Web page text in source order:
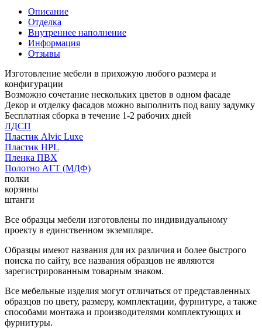
Описание
Отделка
Внутреннее наполнение
Информация
Отзывы
Изготовление мебели в прихожую любого размера и
конфигурации
Возможно сочетание нескольких цветов в одном фасаде
Декор и отделку фасадов можно выполнить под вашу задумку
Бесплатная сборка в течение 1-2 рабочих дней
ЛДСП
Пластик Alvic Luxe
Пластик HPL
Пленка ПВХ
Полотно АГТ (МДФ)
полки
корзины
штанги
Все образцы мебели изготовлены по индивидуальному
проекту в единственном экземпляре.
Образцы имеют названия для их различия и более быстрого
поиска по сайту, все названия образцов не являются
зарегистрированным товарным знаком.
Все мебельные изделия могут отличаться от представленных
образцов по цвету, размеру, комплектации, фурнитуре, а также
способами монтажа и производителями комплектующих и
фурнитуры.